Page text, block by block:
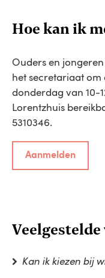
Hoe kan ik
Ouders en
het secretariaat om
donderdag van 10-
Lorentzhuis
5310346.
Aanmelden
Kan ik kiezen bij